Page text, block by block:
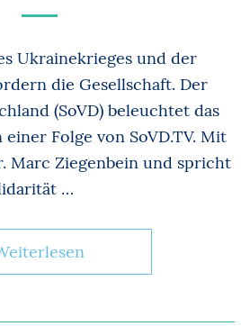
Ukrainekrieges und der
die Gesellschaft. Der
(SoVD) beleuchtet das
Folge von SoVD.TV. Mit
Marc Ziegenbein und spricht
…